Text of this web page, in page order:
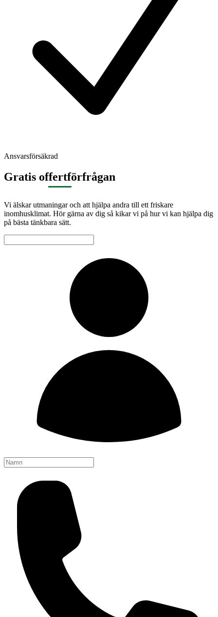
Ansvarsförsäkrad
Gratis offertförfrågan
Vi älskar utmaningar och att hjälpa andra till ett friskare
inomhusklimat. Hör gärna av dig så kikar vi på hur vi kan hjälpa dig
på bästa tänkbara sätt.